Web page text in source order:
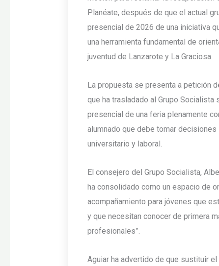
Planéate, después de que el actual
presencial de 2026 de una iniciativa
una herramienta fundamental de
juventud de Lanzarote y La Graciosa.
La propuesta se presenta a petición
que ha trasladado al Grupo
presencial de una feria plenamente
alumnado que debe tomar
universitario y laboral.
El consejero del Grupo Socialista,
ha consolidado como un espacio de
acompañamiento para jóvenes que
y que necesitan conocer de primera
profesionales”.
Aguiar ha advertido de que sustituir